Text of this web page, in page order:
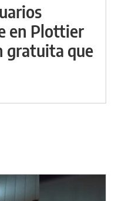
en Plottier
gratuita que